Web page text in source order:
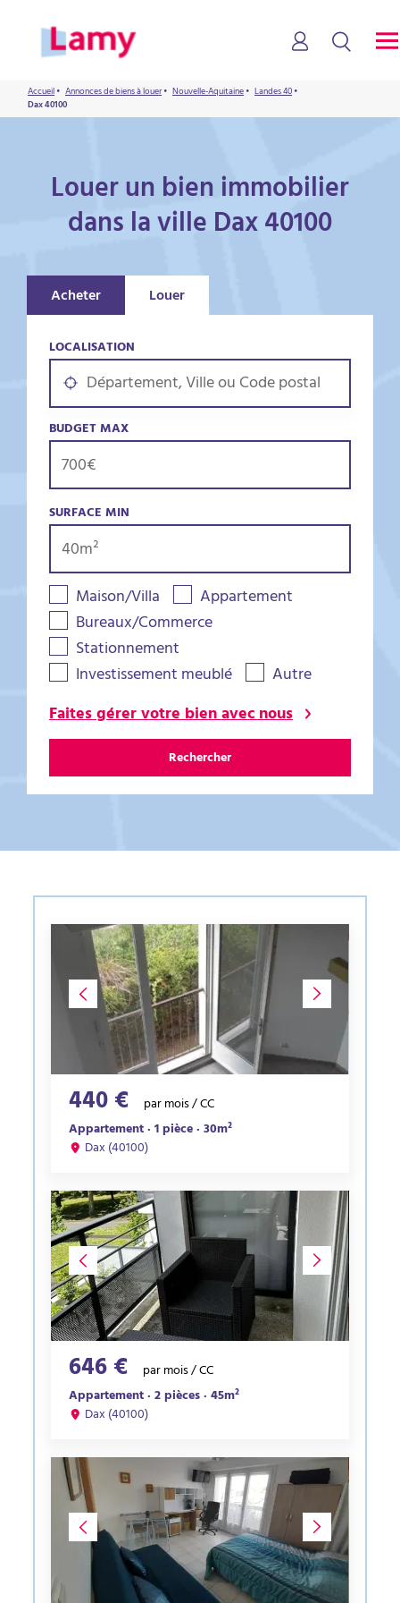
Accueil• Annonces de biens à louer• Nouvelle-Aquitaine• Landes 40•
Dax 40100
Louer un bien immobilier
dans la ville Dax 40100
Acheter Louer
LOCALISATION
BUDGET MAX
SURFACE MIN
Maison/Villa
Appartement
Bureaux/Commerce
Stationnement
Investissement meublé
Autre
Faites gérer votre bien avec nous
Rechercher
440 €
par mois / CC
Appartement · 1 pièce · 30m²
Dax (40100)
646 €
par mois / CC
Appartement · 2 pièces · 45m²
Dax (40100)